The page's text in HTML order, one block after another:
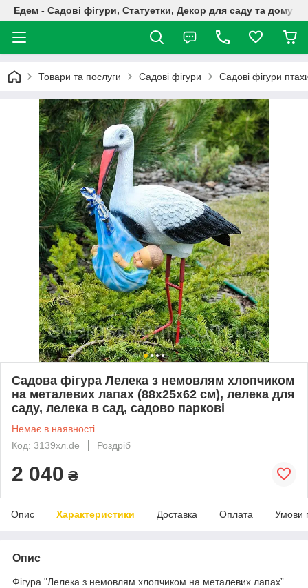
Едем - Садові фігури, Статуетки, Декор для саду та дому
Товари та послуги Садові фігури Садові фігури
Садова фігура Лелека з немовлям хлопчиком
на металевих лапах (88х25х62 см), лелека для
саду, лелека в сад, садово паркові
Немає в наявності
Код: 3139хл.de
Роздріб
2 040 ₴
Опис Характеристики Доставка Оплата Умови
Опис
Фігура "Лелека з немовлям хлопчиком на металевих лапах”